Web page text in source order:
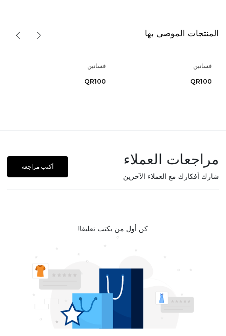
المنتجات الموصى بها
فساتين
QR100
فساتين
QR100
مراجعات العملاء
شارك أفكارك مع العملاء الآخرين
أكتب مراجعة
كن أول من يكتب تعليقا!